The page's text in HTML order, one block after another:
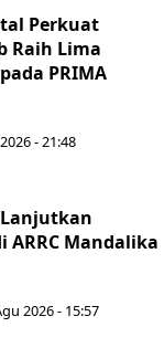
Perkuat
Raih Lima
PRIMA
- 21:48
ARRC Mandalika
2026 - 15:57